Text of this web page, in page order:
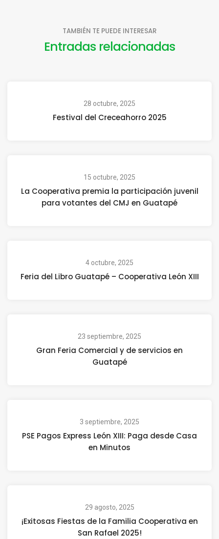
TAMBIÉN TE PUEDE INTERESAR
Entradas relacionadas
28 octubre, 2025
Festival del Creceahorro 2025
15 octubre, 2025
La Cooperativa premia la participación juvenil
para votantes del CMJ en Guatapé
4 octubre, 2025
Feria del Libro Guatapé – Cooperativa León XIII
23 septiembre, 2025
Gran Feria Comercial y de servicios en
Guatapé
3 septiembre, 2025
PSE Pagos Express León XIII: Paga desde Casa
en Minutos
29 agosto, 2025
¡Exitosas Fiestas de la Familia Cooperativa en
San Rafael 2025!